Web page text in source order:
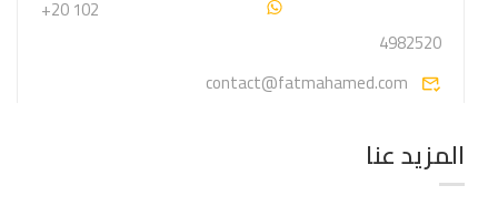
+20 102
4982520
contact@fatmahamed.com
المزيد عنا